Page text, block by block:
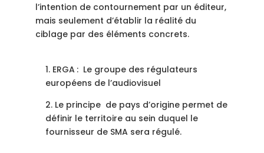
l’intention de contournement par un éditeur,
mais seulement d’établir la réalité du
ciblage par des éléments concrets.
1. ERGA : Le groupe des régulateurs
européens de l’audiovisuel
2. Le principe de pays d’origine permet de
définir le territoire au sein duquel le
fournisseur de SMA sera régulé.